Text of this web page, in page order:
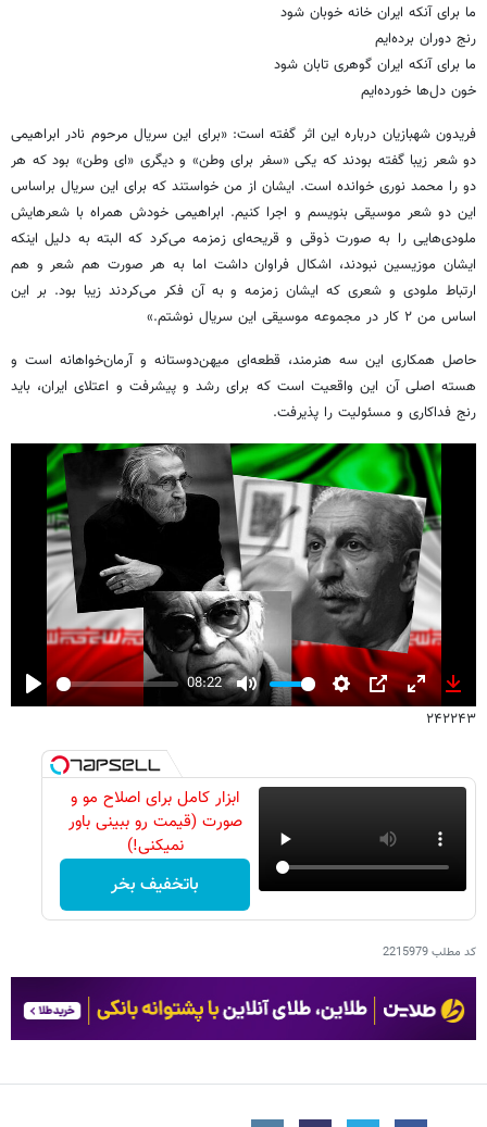
ما برای آنکه ایران خانه خوبان شود
رنج دوران برده‌ایم
ما برای آنکه ایران گوهری تابان شود
خون دل‌ها خورده‌ایم
فریدون شهبازیان درباره این اثر گفته است: «برای این سریال مرحوم نادر ابراهیمی
دو شعر زیبا گفته بودند که یکی «سفر برای وطن» و دیگری «ای وطن» بود که هر
دو را محمد نوری خوانده است. ایشان از من خواستند که برای این سریال براساس
این دو شعر موسیقی بنویسم و اجرا کنیم. ابراهیمی خودش همراه با شعرهایش
ملودی‌هایی را به صورت ذوقی و قریحه‌ای زمزمه می‌کرد که البته به دلیل اینکه
ایشان موزیسین نبودند، اشکال فراوان داشت اما به هر صورت هم شعر و هم
ارتباط ملودی و شعری که ایشان زمزمه و به آن فکر می‌کردند زیبا بود. بر این
اساس من ۲ کار در مجموعه موسیقی این سریال نوشتم.»
حاصل همکاری این سه هنرمند، قطعه‌ای میهن‌دوستانه و آرمان‌خواهانه است و
هسته اصلی آن این واقعیت است که برای رشد و پیشرفت و اعتلای ایران، باید
رنج فداکاری و مسئولیت را پذیرفت.
Play
08:22
Mute
Settings
PIP
Enter
fullscreen
۲۴۲۲۴۳
ابزار کامل برای اصلاح مو و
صورت (قیمت رو ببینی باور
نمیکنی!)
باتخفیف بخر
کد مطلب2215979